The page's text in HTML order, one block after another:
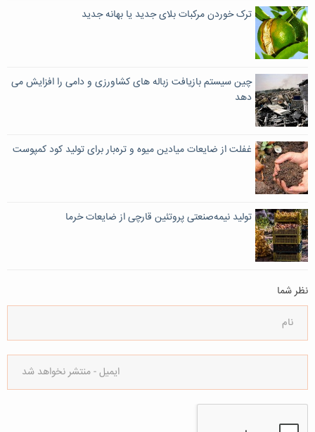
ترک خوردن مرکبات بلای جدید یا بهانه جدید
چین سیستم بازیافت زباله های کشاورزی و دامی را افزایش می
دهد
غفلت از ضایعات میادین میوه و تره‌بار برای تولید کود کمپوست
تولید نیمه‌صنعتی پروتئین قارچی از ضایعات خرما
نظر شما